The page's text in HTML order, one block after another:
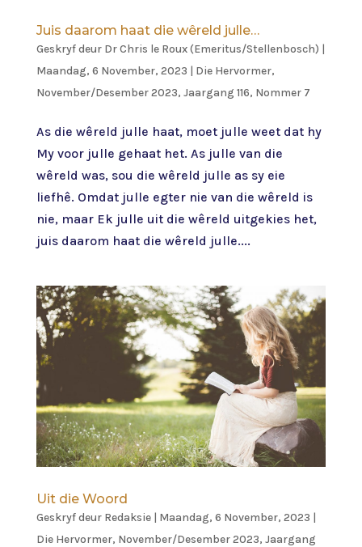
Juis daarom haat die wêreld julle…
Geskryf deur Dr Chris le Roux (Emeritus/Stellenbosch) |
Maandag, 6 November, 2023 | Die Hervormer,
November/Desember 2023, Jaargang 116, Nommer 7
As die wêreld julle haat, moet julle weet dat hy
My voor julle gehaat het. As julle van die
wêreld was, sou die wêreld julle as sy eie
liefhê. Omdat julle egter nie van die wêreld is
nie, maar Ek julle uit die wêreld uitgekies het,
juis daarom haat die wêreld julle....
Uit die Woord
Geskryf deur Redaksie| Maandag, 6 November, 2023 |
Die Hervormer, November/Desember 2023, Jaargang